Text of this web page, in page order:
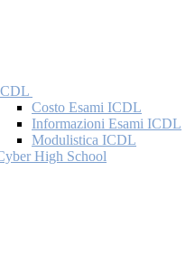
Costo Esami ICDL
Informazioni Esami ICDL
Modulistica ICDL
High School